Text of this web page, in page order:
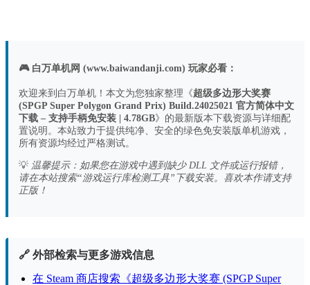
🎮 白万单机网 (www.baiwandanji.com) 玩家必看：
欢迎来到白万单机！本文为您独家整理《超级多边形大奖赛
(SPGP Super Polygon Grand Prix) Build.24025021 官方简体中文
下载 – 支持手柄免安装 | 4.78GB》的最新版本下载资源与详细配
置说明。本站致力于提供纯净、安全的绿色免安装版单机游戏，
所有资源均经过严格测试。
💡 温馨提示：如果您在游戏中遇到缺少 DLL 文件或运行报错，
请在本站搜索“游戏运行库检测工具”下载安装。喜欢本作请支持
正版！
🔗 外部检索与更多游戏信息
在 Steam 商店搜索《超级多边形大奖赛 (SPGP Super